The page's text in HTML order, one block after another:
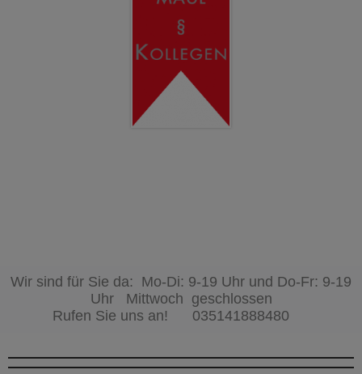
Wir sind für Sie da: Mo-Di: 9-19 Uhr und Do-Fr: 9-19
Uhr Mittwoch geschlossen
Rufen Sie uns an!
035141888480